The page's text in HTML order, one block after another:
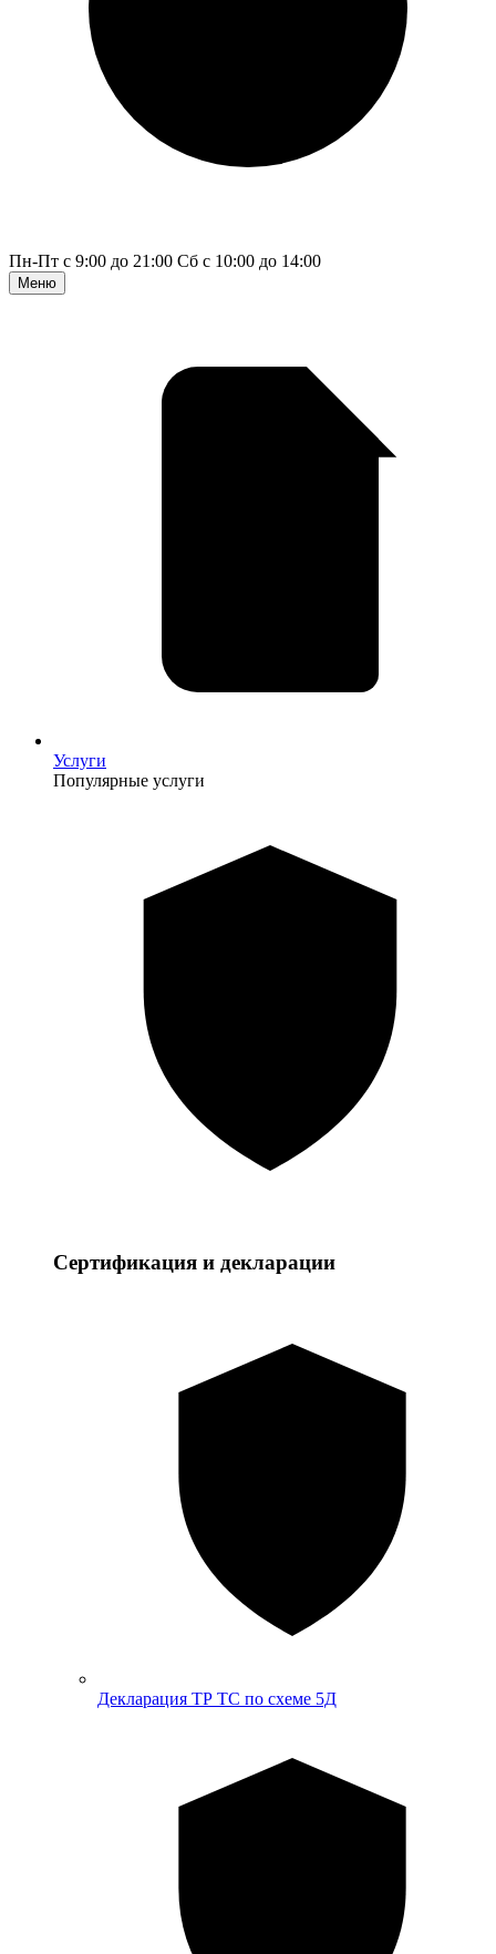
Пн-Пт с 9:00 до 21:00 Сб с 10:00 до 14:00
Меню
Услуги
Популярные услуги
Сертификация и декларации
Декларация ТР ТС по схеме 5Д